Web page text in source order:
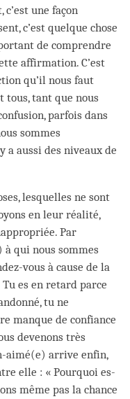
c’est une façon
c’est quelque chose
de comprendre
affirmation. C’est
qu’il nous faut
tous, tant que nous
parfois dans
sommes
a aussi des niveaux de
lesquelles ne sont
en leur réalité,
Par
qui nous sommes
vous à cause de la
es en retard parce
tu ne
manque de confiance
devenons très
aimé(e) arrive enfin,
elle : « Pourquoi es-
même pas la chance